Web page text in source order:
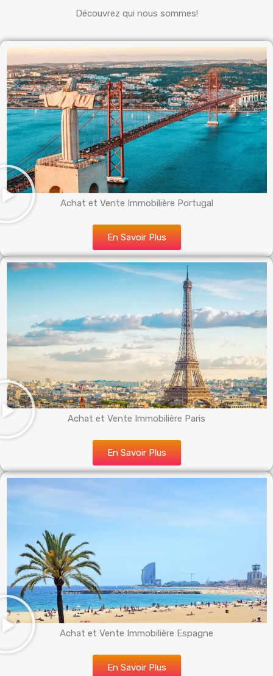
Découvrez qui nous sommes!
Achat et Vente Immobilière Portugal
En Savoir Plus
Achat et Vente Immobilière Paris
En Savoir Plus
Achat et Vente Immobilière Espagne
En Savoir Plus